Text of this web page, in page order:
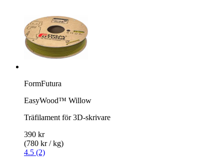
FormFutura
EasyWood™ Willow
Träfilament för 3D-skrivare
390 kr
(780 kr / kg)
4.5 (2)